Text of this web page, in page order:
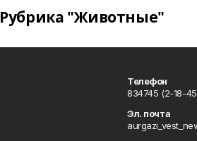
Рубрика "Животные"
Телефон
834745 (2-18-
Эл. почта